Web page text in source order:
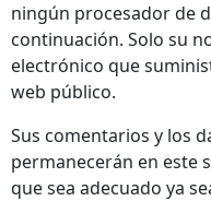
ningún procesador de
continuación. Solo su
electrónico que
web público.
Sus comentarios y los
permanecerán en este
que sea adecuado ya